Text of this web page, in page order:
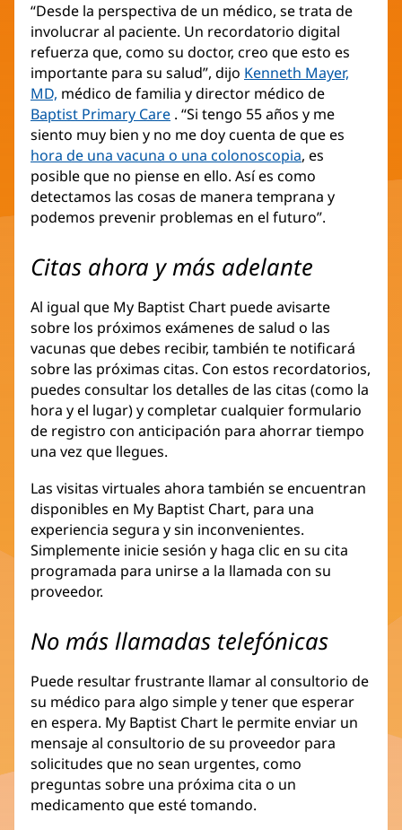
“Desde la perspectiva de un médico, se trata de
involucrar al paciente. Un recordatorio digital
refuerza que, como su doctor, creo que esto es
importante para su salud”, dijo Kenneth Mayer,
MD, médico de familia y director médico de
Baptist Primary Care . “Si tengo 55 años y me
siento muy bien y no me doy cuenta de que es
hora de una vacuna o una colonoscopia, es
posible que no piense en ello. Así es como
detectamos las cosas de manera temprana y
podemos prevenir problemas en el futuro”.
Citas ahora y más adelante
Al igual que My Baptist Chart puede avisarte
sobre los próximos exámenes de salud o las
vacunas que debes recibir, también te notificará
sobre las próximas citas. Con estos recordatorios,
puedes consultar los detalles de las citas (como la
hora y el lugar) y completar cualquier formulario
de registro con anticipación para ahorrar tiempo
una vez que llegues.
Las visitas virtuales ahora también se encuentran
disponibles en My Baptist Chart, para una
experiencia segura y sin inconvenientes.
Simplemente inicie sesión y haga clic en su cita
programada para unirse a la llamada con su
proveedor.
No más llamadas telefónicas
Puede resultar frustrante llamar al consultorio de
su médico para algo simple y tener que esperar
en espera. My Baptist Chart le permite enviar un
mensaje al consultorio de su proveedor para
solicitudes que no sean urgentes, como
preguntas sobre una próxima cita o un
medicamento que esté tomando.